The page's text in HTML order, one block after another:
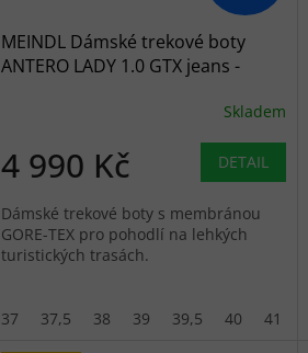
MEINDL Dámské trekové boty
ANTERO LADY 1.0 GTX jeans -
Skladem
4 990 Kč DETAIL
Dámské trekové boty s membránou
GORE-TEX pro pohodlí na lehkých
turistických trasách.
37 37,5 38 39 39,5 40 41